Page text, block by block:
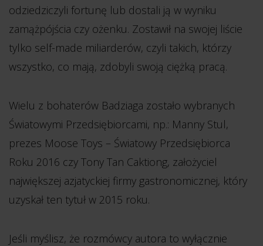
odziedziczyli fortunę lub dostali ją w wyniku
zamążpójścia czy ożenku. Zostawił na swojej liście
tylko self-made miliarderów, czyli takich, którzy
wszystko, co mają, zdobyli swoją ciężką pracą.
Wielu z bohaterów Badziaga zostało wybranych
Światowymi Przedsiębiorcami, np.: Manny Stul,
prezes Moose Toys – Światowy Przedsiębiorca
Roku 2016 czy Tony Tan Caktiong, założyciel
największej azjatyckiej firmy gastronomicznej, który
uzyskał ten tytuł w 2015 roku.
Jeśli myślisz, że rozmówcy autora to wyłącznie